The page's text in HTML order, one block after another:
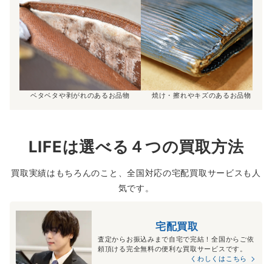
ベタベタや剥がれのあるお品物 焼け・擦れやキズのあるお品物
LIFEは選べる４つの買取方法
買取実績はもちろんのこと、全国対応の宅配買取サービスも人
気です。
宅配買取
査定からお振込みまで自宅で完結！全国からご依
頼頂ける完全無料の便利な買取サービスです。
くわしくはこちら